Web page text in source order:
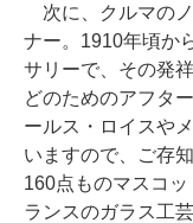
次に、クルマの
ナー。1910年頃か
サリーで、その発
どのためのアフタ
ールス・ロイスや
いますので、ご存
160点ものマスコ
ランスのガラス工